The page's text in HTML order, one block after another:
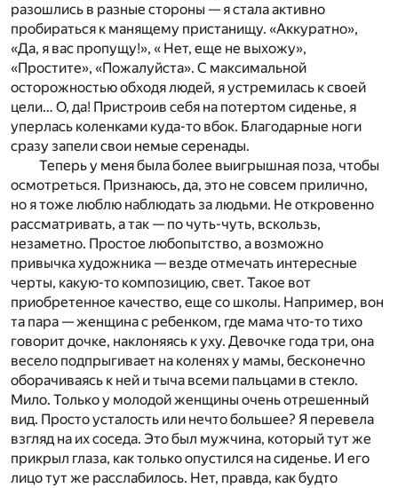
разошлись в разные стороны — я стала активно
пробираться к манящему пристанищу. «Аккуратно»,
«Да, я вас пропущу!», « Нет, еще не выхожу»,
«Простите», «Пожалуйста». С максимальной
осторожностью обходя людей, я устремилась к своей
цели… О, да! Пристроив себя на потертом сиденье, я
уперлась коленками куда-то вбок. Благодарные ноги
сразу запели свои немые серенады.
Теперь у меня была более выигрышная поза, чтобы
осмотреться. Признаюсь, да, это не совсем прилично,
но я тоже люблю наблюдать за людьми. Не откровенно
рассматривать, а так — по чуть-чуть, вскользь,
незаметно. Простое любопытство, а возможно
привычка художника — везде отмечать интересные
черты, какую-то композицию, свет. Такое вот
приобретенное качество, еще со школы. Например, вон
та пара — женщина с ребенком, где мама что-то тихо
говорит дочке, наклоняясь к уху. Девочке года три, она
весело подпрыгивает на коленях у мамы, бесконечно
оборачиваясь к ней и тыча всеми пальцами в стекло.
Мило. Только у молодой женщины очень отрешенный
вид. Просто усталость или нечто большее? Я перевела
взгляд на их соседа. Это был мужчина, который тут же
прикрыл глаза, как только опустился на сиденье. И его
лицо тут же расслабилось. Нет, правда, как будто